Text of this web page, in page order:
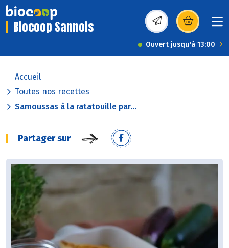
Biocoop Sannois (s’ouvre dans une
Ouvert jusqu'à 13:00
Accueil
Toutes nos recettes
Samoussas à la ratatouille par...
Partager sur